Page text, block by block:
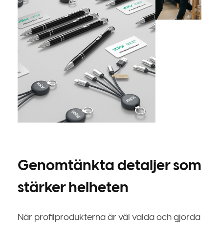
Genomtänkta detaljer som
stärker helheten
När profilprodukterna är väl valda och gjorda